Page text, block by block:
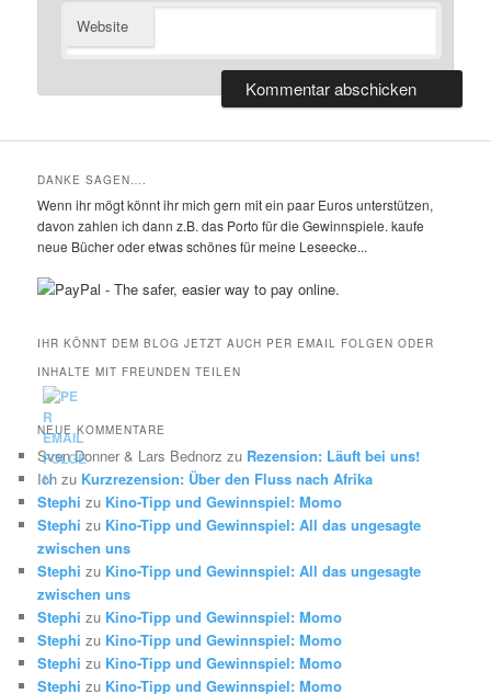
Website
DANKE SAGEN….
Wenn ihr mögt könnt ihr mich gern mit ein paar Euros unterstützen,
davon zahlen ich dann z.B. das Porto für die Gewinnspiele. kaufe
neue Bücher oder etwas schönes für meine Leseecke...
IHR KÖNNT DEM BLOG JETZT AUCH PER EMAIL FOLGEN ODER
INHALTE MIT FREUNDEN TEILEN
NEUE KOMMENTARE
Sven Donner & Lars Bednorz zu Rezension: Läuft bei uns!
Ich zu Kurzrezension: Über den Fluss nach Afrika
Stephi zu Kino-Tipp und Gewinnspiel: Momo
Stephi zu Kino-Tipp und Gewinnspiel: All das ungesagte
zwischen uns
Stephi zu Kino-Tipp und Gewinnspiel: All das ungesagte
zwischen uns
Stephi zu Kino-Tipp und Gewinnspiel: Momo
Stephi zu Kino-Tipp und Gewinnspiel: Momo
Stephi zu Kino-Tipp und Gewinnspiel: Momo
Stephi zu Kino-Tipp und Gewinnspiel: Momo